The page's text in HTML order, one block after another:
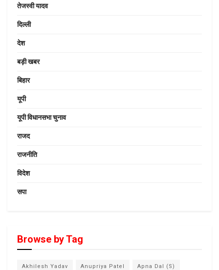
तेजस्वी यादव
दिल्ली
देश
बड़ी खबर
बिहार
यूपी
यूपी विधानसभा चुनाव
राजद
राजनीति
विदेश
सपा
Browse by Tag
Akhilesh Yadav Anupriya Patel Apna Dal (S)